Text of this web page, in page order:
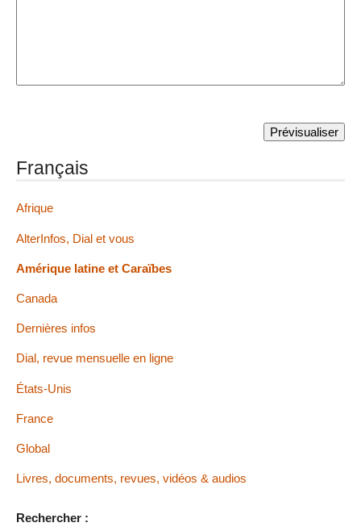
Français
Afrique
AlterInfos, Dial et vous
Amérique latine et Caraïbes
Canada
Dernières infos
Dial, revue mensuelle en ligne
États-Unis
France
Global
Livres, documents, revues, vidéos & audios
Rechercher :